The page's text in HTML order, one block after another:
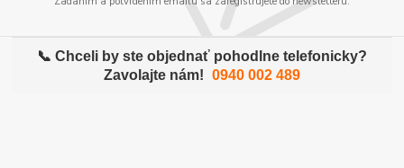
📞 Chceli by ste objednať pohodlne telefonicky?
Zavolajte nám! 0940 002 489